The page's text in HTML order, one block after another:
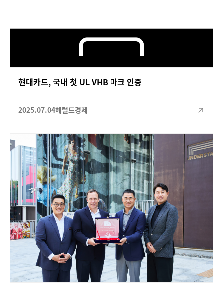
현대카드, 국내 첫 UL VHB 마크 인증
2025.07.04헤럴드경제